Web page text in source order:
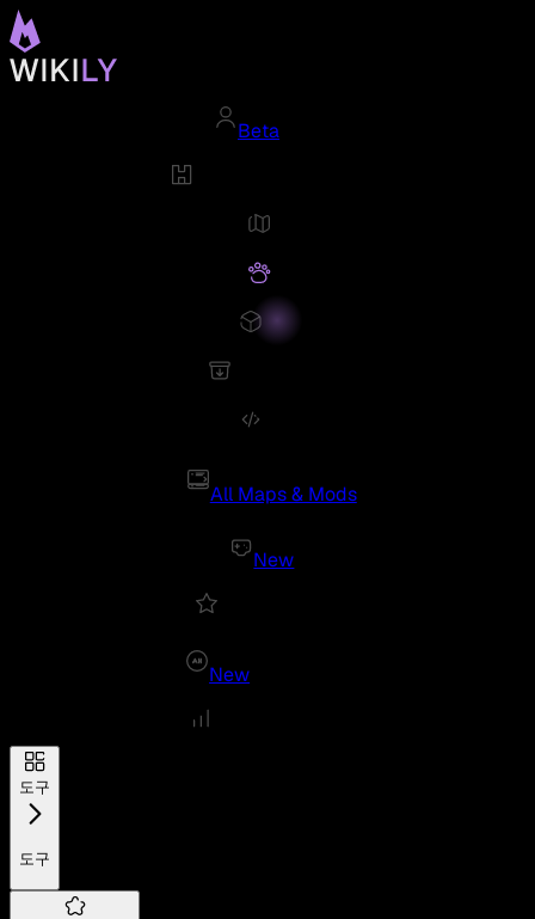
Beta
All Maps & Mods
New
New
도구
도구